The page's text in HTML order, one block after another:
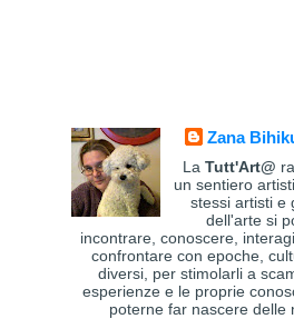
Zana
La Tutt'Art@
un sentiero
stessi artisti e
dell'arte si
incontrare, conoscere,
confrontare con epoche,
diversi, per stimolarli a
esperienze e le proprie
poterne far nascere delle